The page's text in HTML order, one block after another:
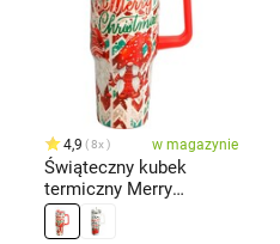
4,9 8x w magazynie
Świąteczny kubek
termiczny Merry
Christmas 1,2 l,
czerwony